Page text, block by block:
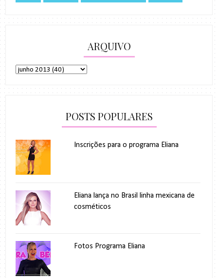
ARQUIVO
POSTS POPULARES
Inscrições para o programa Eliana
Eliana lança no Brasil linha mexicana de
cosméticos
Fotos Programa Eliana